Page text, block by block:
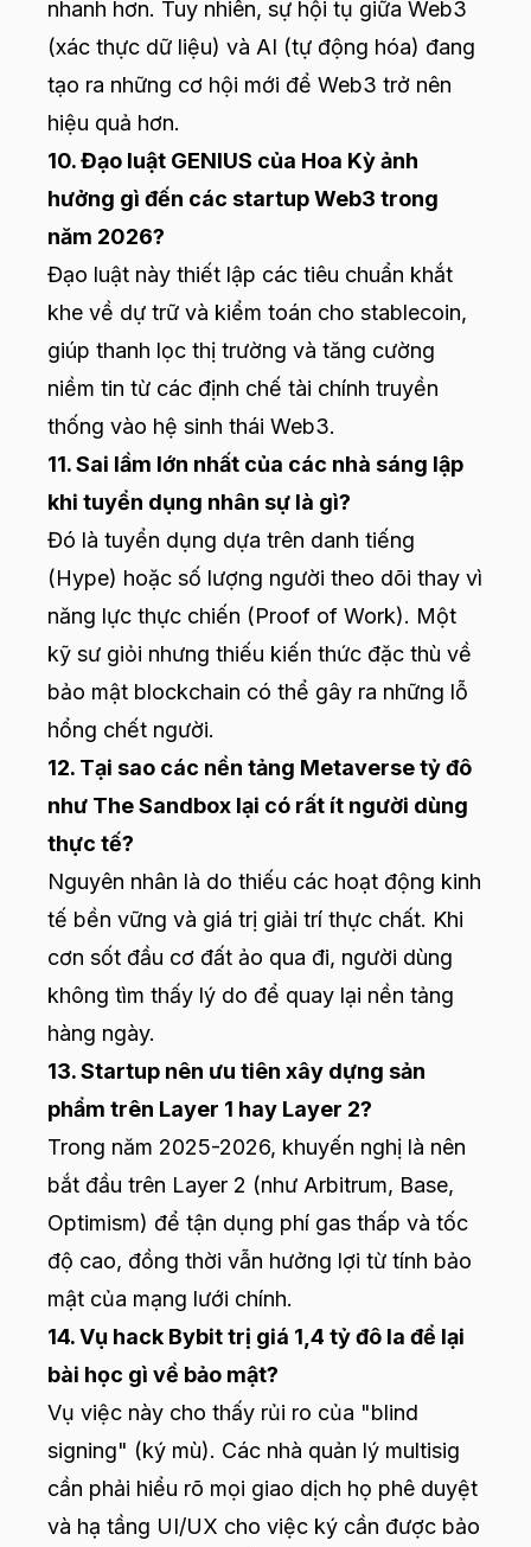
nhanh hơn. Tuy nhiên, sự hội tụ giữa Web3
(xác thực dữ liệu) và AI (tự động hóa) đang
tạo ra những cơ hội mới để Web3 trở nên
hiệu quả hơn.
10. Đạo luật GENIUS của Hoa Kỳ ảnh
hưởng gì đến các startup Web3 trong
năm 2026?
Đạo luật này thiết lập các tiêu chuẩn khắt
khe về dự trữ và kiểm toán cho stablecoin,
giúp thanh lọc thị trường và tăng cường
niềm tin từ các định chế tài chính truyền
thống vào hệ sinh thái Web3.
11. Sai lầm lớn nhất của các nhà sáng lập
khi tuyển dụng nhân sự là gì?
Đó là tuyển dụng dựa trên danh tiếng
(Hype) hoặc số lượng người theo dõi thay vì
năng lực thực chiến (Proof of Work). Một
kỹ sư giỏi nhưng thiếu kiến thức đặc thù về
bảo mật blockchain có thể gây ra những lỗ
hổng chết người.
12. Tại sao các nền tảng Metaverse tỷ đô
như The Sandbox lại có rất ít người dùng
thực tế?
Nguyên nhân là do thiếu các hoạt động kinh
tế bền vững và giá trị giải trí thực chất. Khi
cơn sốt đầu cơ đất ảo qua đi, người dùng
không tìm thấy lý do để quay lại nền tảng
hàng ngày.
13. Startup nên ưu tiên xây dựng sản
phẩm trên Layer 1 hay Layer 2?
Trong năm 2025-2026, khuyến nghị là nên
bắt đầu trên Layer 2 (như Arbitrum, Base,
Optimism) để tận dụng phí gas thấp và tốc
độ cao, đồng thời vẫn hưởng lợi từ tính bảo
mật của mạng lưới chính.
14. Vụ hack Bybit trị giá 1,4 tỷ đô la để lại
bài học gì về bảo mật?
Vụ việc này cho thấy rủi ro của "blind
signing" (ký mù). Các nhà quản lý multisig
cần phải hiểu rõ mọi giao dịch họ phê duyệt
và hạ tầng UI/UX cho việc ký cần được bảo